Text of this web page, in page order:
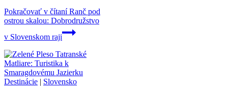
Pokračovať v čítaníRanč pod
ostrou skalou: Dobrodružstvo
v Slovenskom raji
Destinácie | Slovensko